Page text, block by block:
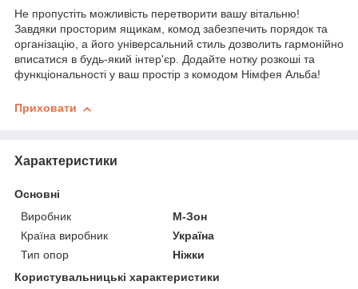
Не пропустіть можливість перетворити вашу вітальню!
Завдяки просторим ящикам, комод забезпечить порядок та
організацію, а його універсальний стиль дозволить гармонійно
вписатися в будь-який інтер'єр. Додайте нотку розкоші та
функціональності у ваш простір з комодом Німфея Альба!
Приховати
Характеристики
Основні
Виробник
М-Зон
Країна виробник
Україна
Тип опор
Ніжки
Користувальницькі характеристики